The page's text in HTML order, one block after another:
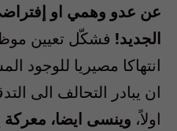
عن عدو وهمي او
الجديد! فشكّل تعيين
انتهاكا مصيريا للوجود
ان يبادر التحالف الى
اولاً، وينسى ايضا،